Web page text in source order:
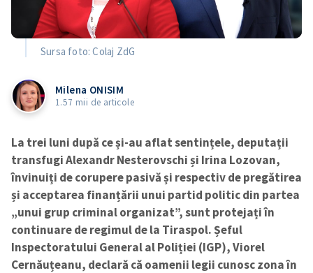
Sursa foto: Colaj ZdG
Milena ONISIM
1.57 mii de articole
La trei luni după ce și-au aflat sentințele, deputații
transfugi Alexandr Nesterovschi și Irina Lozovan,
învinuiți de corupere pasivă și respectiv de pregătirea
și acceptarea finanțării unui partid politic din partea
„unui grup criminal organizat”, sunt protejați în
continuare de regimul de la Tiraspol. Șeful
Inspectoratului General al Poliției (IGP), Viorel
Cernăuțeanu, declară că oamenii legii cunosc zona în